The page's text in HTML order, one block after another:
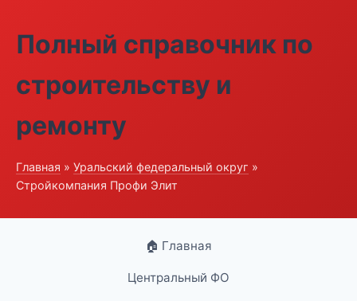
Полный справочник по
строительству и
ремонту
Главная » Уральский федеральный округ »
Стройкомпания Профи Элит
🏠 Главная
Центральный ФО